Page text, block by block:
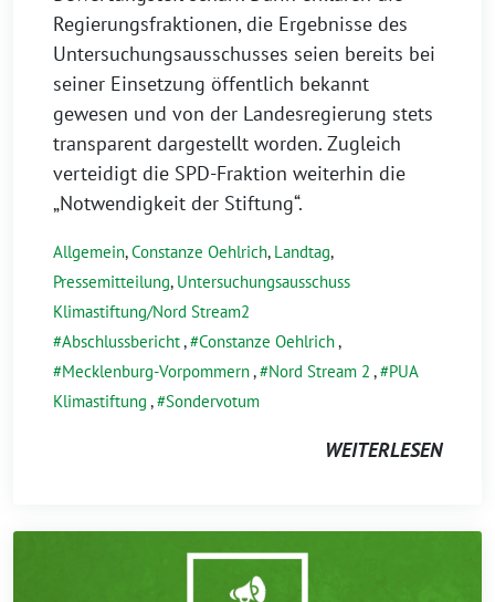
Regierungsfraktionen, die Ergebnisse des
Untersuchungsausschusses seien bereits bei
seiner Einsetzung öffentlich bekannt
gewesen und von der Landesregierung stets
transparent dargestellt worden. Zugleich
verteidigt die SPD-Fraktion weiterhin die
„Notwendigkeit der Stiftung“.
Allgemein,Constanze Oehlrich, Landtag,
Pressemitteilung, Untersuchungsausschuss
Klimastiftung/Nord Stream2
Abschlussbericht, Constanze Oehlrich,
Mecklenburg-Vorpommern, Nord Stream 2 ,
PUA
Klimastiftung , Sondervotum
WEITERLESEN